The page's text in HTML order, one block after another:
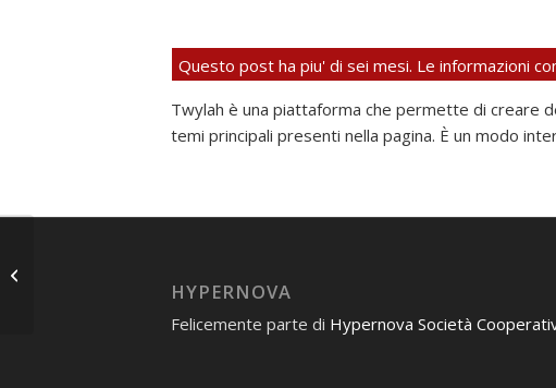
Questo post ha piu' di sei mesi. Le informazioni
Twylah è una piattaforma che permette di creare
temi principali presenti nella pagina. È un modo
HYPERNOVA
Felicemente parte di Hypernova Società